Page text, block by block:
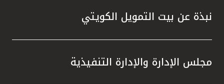
نبذة عن بيت التمويل الكويتي
مجلس الإدارة والإدارة التنفيذية